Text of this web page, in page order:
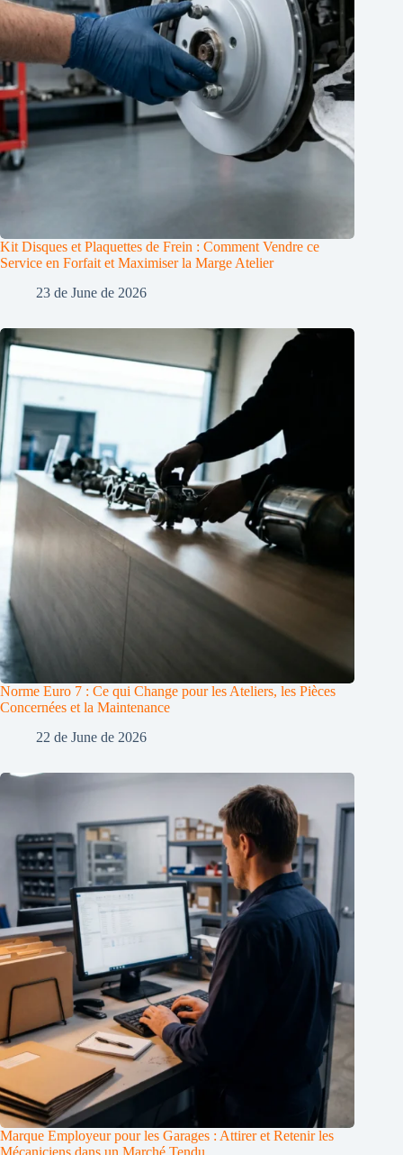
Kit Disques et Plaquettes de Frein : Comment Vendre ce
Service en Forfait et Maximiser la Marge Atelier
23 de June de 2026
Norme Euro 7 : Ce qui Change pour les Ateliers, les Pièces
Concernées et la Maintenance
22 de June de 2026
Marque Employeur pour les Garages : Attirer et Retenir les